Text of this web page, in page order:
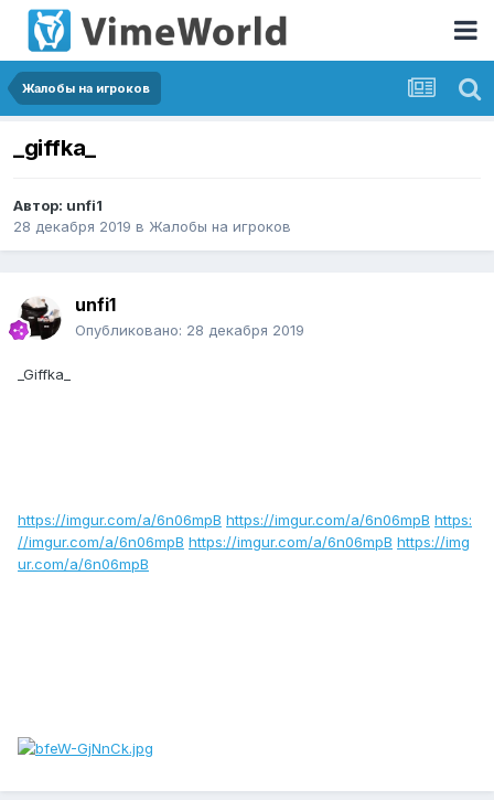
Жалобы на игроков
_giffka_
Автор: unfi1
28 декабря 2019 в Жалобы на игроков
unfi1
Опубликовано: 28 декабря 2019
_Giffka_
https://imgur.com/a/6n06mpB https://imgur.com/a/6n06mpB https:
//imgur.com/a/6n06mpB https://imgur.com/a/6n06mpB https://img
ur.com/a/6n06mpB